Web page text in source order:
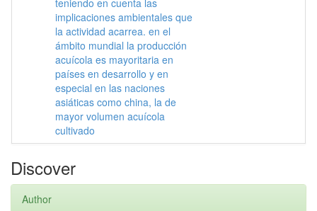
teniendo en cuenta las
implicaciones ambientales que
la actividad acarrea. en el
ámbito mundial la producción
acuícola es mayoritaria en
países en desarrollo y en
especial en las naciones
asiáticas como china, la de
mayor volumen acuícola
cultivado
Discover
Author